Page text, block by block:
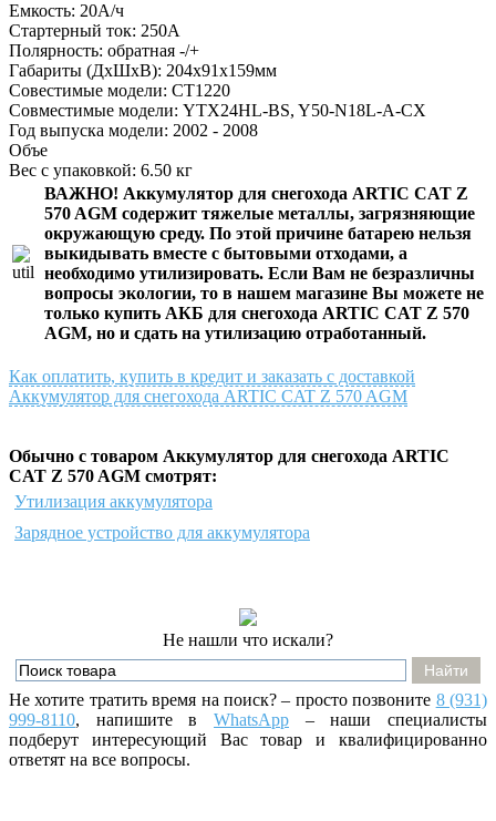
Емкость: 20А/ч
Стартерный ток: 250А
Полярность: обратная -/+
Габариты (ДхШхВ): 204x91x159мм
Совестимые модели: CT1220
Совместимые модели: YTX24HL-BS, Y50-N18L-A-CX
Год выпуска модели: 2002 - 2008
Объе
Вес с упаковкой: 6.50 кг
ВАЖНО! Аккумулятор для снегохода ARTIC CAT Z
570 AGM содержит тяжелые металлы, загрязняющие
окружающую среду. По этой причине батарею нельзя
выкидывать вместе с бытовыми отходами, а
необходимо утилизировать. Если Вам не безразличны
вопросы экологии, то в нашем магазине Вы можете не
только купить АКБ для снегохода ARTIC CAT Z 570
AGM, но и сдать на утилизацию отработанный.
Как оплатить, купить в кредит и заказать с доставкой
Аккумулятор для снегохода ARTIC CAT Z 570 AGM
Обычно с товаром Аккумулятор для снегохода ARTIC
CAT Z 570 AGM смотрят:
Утилизация аккумулятора
Зарядное устройство для аккумулятора
Не нашли что искали?
Не хотите тратить время на поиск? – просто позвоните 8 (931)
999-8110, напишитевWhatsApp – наши специалисты
подберут интересующий Вас товар и квалифицированно
ответят на все вопросы.